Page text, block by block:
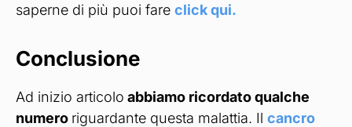
saperne di più puoi fare click qui.
Conclusione
Ad inizio articolo abbiamo ricordato qualche
numero riguardante questa malattia. Il cancro